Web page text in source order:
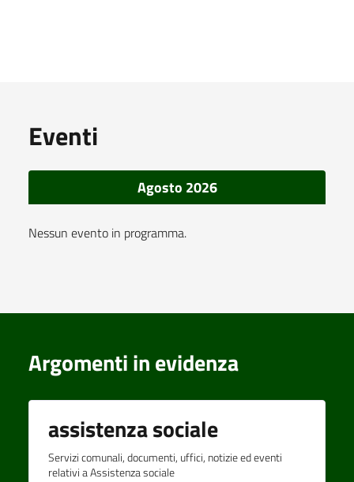
Eventi
Agosto 2026
Nessun evento in programma.
Argomenti in evidenza
assistenza sociale
Servizi comunali, documenti, uffici, notizie ed eventi
relativi a Assistenza sociale